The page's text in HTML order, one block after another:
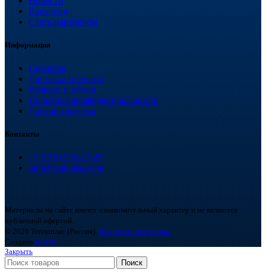
Вакансии
Стать партнером
Информация
Гарантия
Доставка и оплата
Возврат и обмен
Политика конфиденциальности
Договор оферты
Контакты
+7 (918) 252-12-26
info@teploplas.com
Материалы на сайте имеют ознакомительный характер и не являются
публичной офертой.
© 2026 Теплоплас (Россия). Все права защищены.
Создано BOND
Закрыть
Поиск